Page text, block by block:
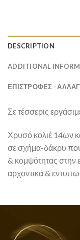
DESCRIPTION
ADDITIONAL
ΕΠΙΣΤΡΟΦΕΣ -
Σε τέσσερις
Χρυσό κολιέ 14ων
σε σχήμα-δάκρυ
& κομψότητας στην
αρχοντικά &